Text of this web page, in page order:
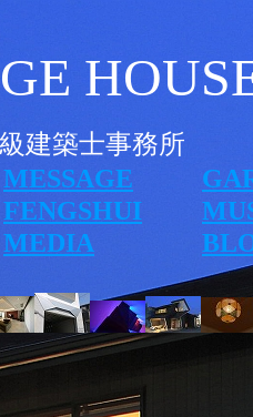
建築士事務所
MESSAGE
FENGSHUI
MEDIA